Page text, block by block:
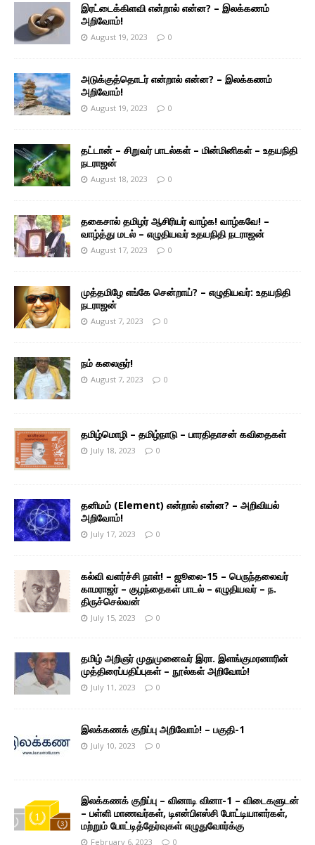
இரட்டைக்கிளவி என்றால் என்ன? – இலக்கணம்
அறிவோம்!
August 19, 2023 0
அடுக்குத்தொடர் என்றால் என்ன? – இலக்கணம்
அறிவோம்!
August 19, 2023 0
தட்டான் – சிறுவர் பாடல்கள் – மின்மினிகள் – உதயநிதி
நடராஜன்
August 18, 2023 0
தகைசால் தமிழர் ஆசிரியர் வாழ்க! வாழ்கவே! –
வாழ்த்து மடல் – எழுதியவர் உதயநிதி நடராஜன்
August 17, 2023 0
முத்தமிழே எங்கே சென்றாய்? – எழுதியவர்: உதயநிதி
நடராஜன்
August 7, 2023 0
நம் கலைஞர்!
August 7, 2023 0
தமிழ்மொழி – தமிழ்நாடு – பாரதிதாசன் கவிதைகள்
July 18, 2023 0
தனிமம் (Element) என்றால் என்ன? – அறிவியல்
அறிவோம்!
July 17, 2023 0
கல்வி வளர்ச்சி நாள்! – ஜூலை-15 – பெருந்தலைவர்
காமராஜர் – குழந்தைகள் பாடல் – எழுதியவர் – ந.
திருச்செல்வன்
July 15, 2023 0
தமிழ் அறிஞர் முதுமுனைவர் இரா. இளங்குமரனாரின்
முத்திரைப்பதிப்புகள் – நூல்கள் அறிவோம்!
July 11, 2023 0
இலக்கணக் குறிப்பு அறிவோம்! – பகுதி-1
July 10, 2023 0
இலக்கணக் குறிப்பு – வினாடி வினா-1 – விடைகளுடன்
– பள்ளி மாணவர்கள், டிஎன்பிஎஸ்சி போட்டியாளர்கள்,
மற்றும் போட்டித்தேர்வுகள் எழுதுவோர்க்கு
February 6, 2023 0